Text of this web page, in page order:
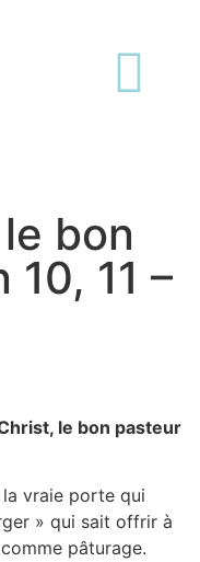
bon
11 –
le bon pasteur
la vraie porte qui
» qui sait offrir à
pâturage.